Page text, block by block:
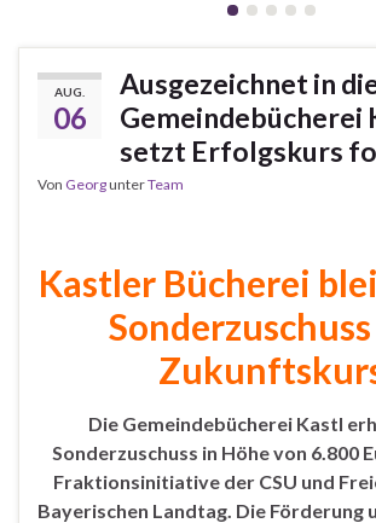
AUG.
06
Ausgezeichnet in
Gemeindebücherei
setzt Erfolgskurs
Von GeorgunterTeam
Kastler Bücherei
Die Gemeindebücherei Kastl
Sonderzuschuss in Höhe von 6.800
Fraktionsinitiative der CSU und
Bayerischen Landtag. Die